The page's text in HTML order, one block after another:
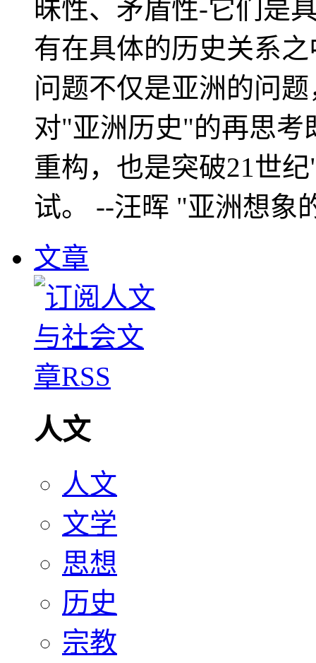
昧性、矛盾性-它们是
有在具体的历史关系
问题不仅是亚洲的问
对"亚洲历史"的再思考
重构，也是突破21世
试。 --汪晖 "亚洲想象
文章
人文
人文
文学
思想
历史
宗教